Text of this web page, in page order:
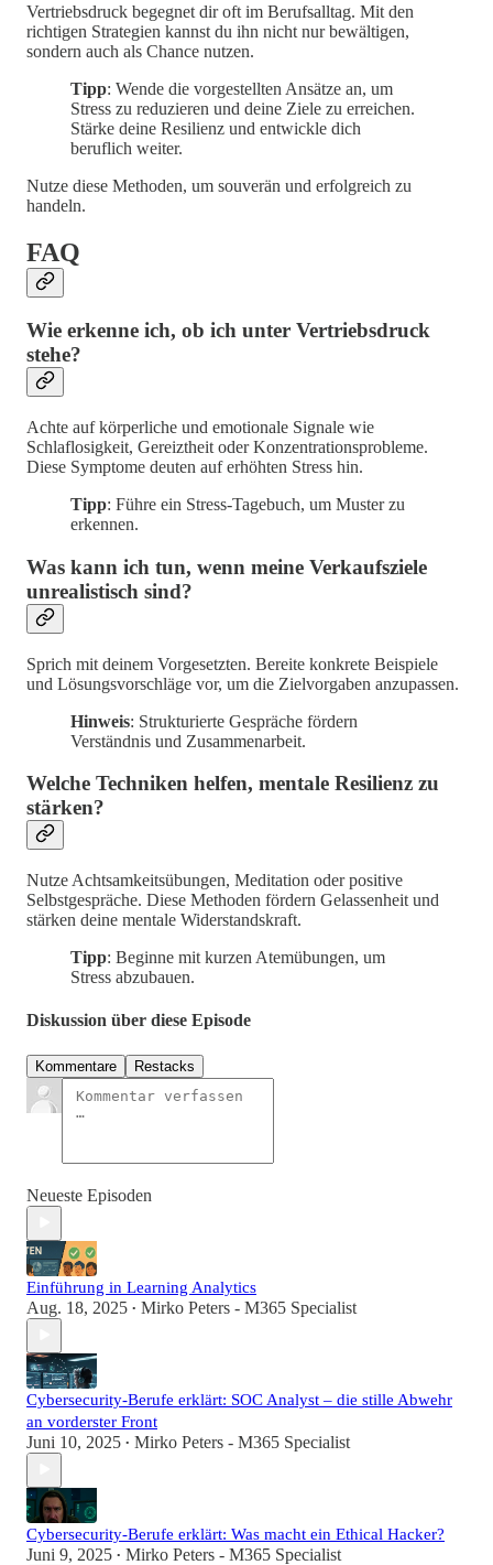
Vertriebsdruck begegnet dir oft im Berufsalltag. Mit den
richtigen Strategien kannst du ihn nicht nur bewältigen,
sondern auch als Chance nutzen.
Tipp: Wende die vorgestellten Ansätze an, um
Stress zu reduzieren und deine Ziele zu erreichen.
Stärke deine Resilienz und entwickle dich
beruflich weiter.
Nutze diese Methoden, um souverän und erfolgreich zu
handeln.
FAQ
Wie erkenne ich, ob ich unter Vertriebsdruck
stehe?
Achte auf körperliche und emotionale Signale wie
Schlaflosigkeit, Gereiztheit oder Konzentrationsprobleme.
Diese Symptome deuten auf erhöhten Stress hin.
Tipp: Führe ein Stress-Tagebuch, um Muster zu
erkennen.
Was kann ich tun, wenn meine Verkaufsziele
unrealistisch sind?
Sprich mit deinem Vorgesetzten. Bereite konkrete Beispiele
und Lösungsvorschläge vor, um die Zielvorgaben anzupassen.
Hinweis: Strukturierte Gespräche fördern
Verständnis und Zusammenarbeit.
Welche Techniken helfen, mentale Resilienz zu
stärken?
Nutze Achtsamkeitsübungen, Meditation oder positive
Selbstgespräche. Diese Methoden fördern Gelassenheit und
stärken deine mentale Widerstandskraft.
Tipp: Beginne mit kurzen Atemübungen, um
Stress abzubauen.
Diskussion über diese Episode
Kommentare Restacks
Neueste Episoden
Einführung in Learning Analytics
Aug. 18, 2025 • Mirko Peters - M365 Specialist
Cybersecurity-Berufe erklärt: SOC Analyst – die stille Abwehr
an vorderster Front
Juni 10, 2025 • Mirko Peters - M365 Specialist
Cybersecurity-Berufe erklärt: Was macht ein Ethical Hacker?
Juni 9, 2025 • Mirko Peters - M365 Specialist